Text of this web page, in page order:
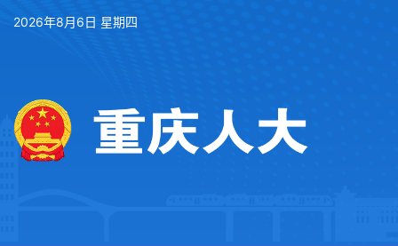
2026年8月6日 星期四